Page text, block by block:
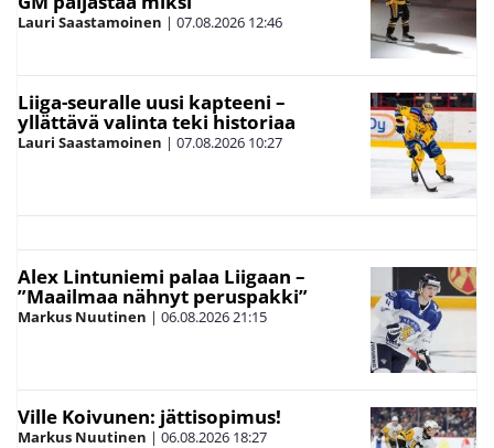
Lauri Saastamoinen | 07.08.2026 12:46
Liiga-seuralle uusi kapteeni –
yllättävä valinta teki historiaa
Lauri Saastamoinen | 07.08.2026 10:27
Alex Lintuniemi palaa Liigaan –
”Maailmaa nähnyt peruspakki”
Markus Nuutinen | 06.08.202621:15
Ville Koivunen: jättisopimus!
Markus Nuutinen | 06.08.2026 18:27